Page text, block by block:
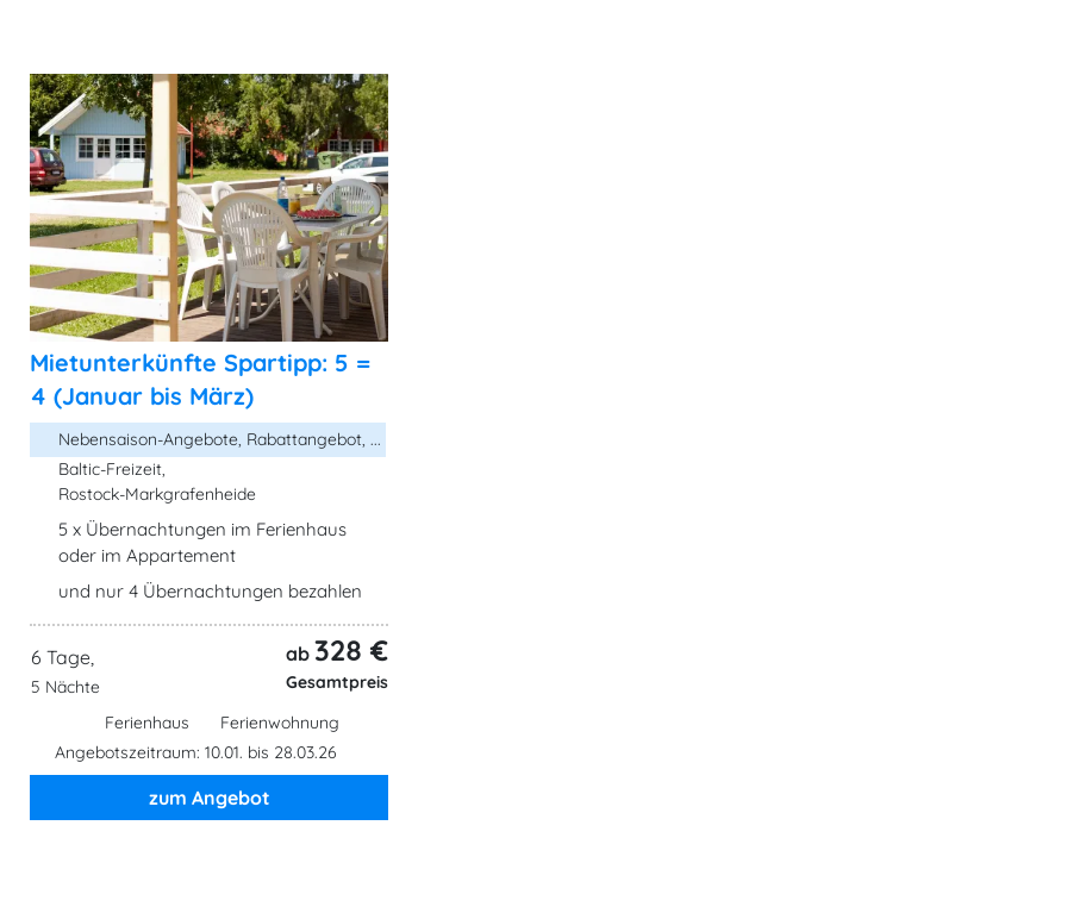
Mietunterkünfte Spartipp: 5 =
4 (Januar bis März)
Nebensaison-Angebote, Rabattangebot, ...
Baltic-Freizeit,
Rostock-Markgrafenheide
5 x Übernachtungen im Ferienhaus
oder im Appartement
und nur 4 Übernachtungen bezahlen
6 Tage,
5 Nächte
ab 328 €
Gesamtpreis
Ferienhaus
Ferienwohnung
Angebotszeitraum: 10.01. bis 28.03.26
zum Angebot